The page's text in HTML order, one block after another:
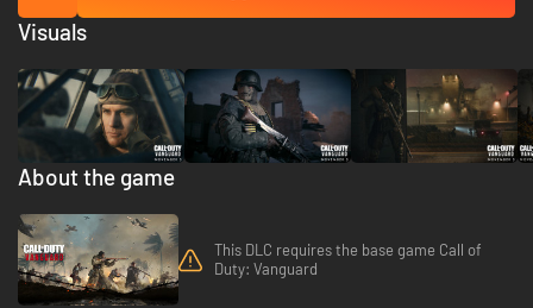
About the game
This DLC requires the base game Call of
Duty: Vanguard
Visuals